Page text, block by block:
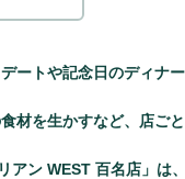
ートや記念日のディナー
材を生かすなど、店ご
ン WEST 百名店」は、